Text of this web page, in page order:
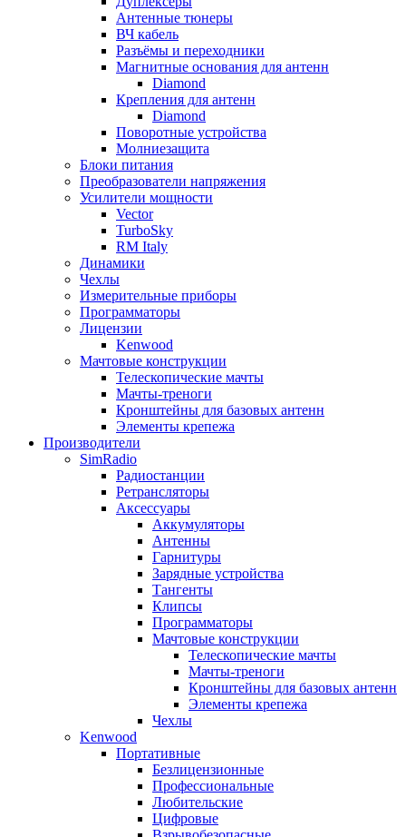
Антенные тюнеры
ВЧ кабель
Разъёмы и переходники
Магнитные основания для антенн
Diamond
Крепления для антенн
Diamond
Поворотные устройства
Молниезащита
Блоки питания
Преобразователи напряжения
Усилители мощности
Vector
TurboSky
RM Italy
Динамики
Чехлы
Измерительные приборы
Программаторы
Лицензии
Kenwood
Мачтовые конструкции
Телескопические мачты
Мачты-треноги
Кронштейны для базовых антенн
Элементы крепежа
Производители
SimRadio
Радиостанции
Ретрансляторы
Аксессуары
Аккумуляторы
Антенны
Гарнитуры
Зарядные устройства
Тангенты
Клипсы
Программаторы
Мачтовые конструкции
Телескопические мачты
Мачты-треноги
Кронштейны для базовых антенн
Элементы крепежа
Чехлы
Kenwood
Портативные
Безлицензионные
Профессиональные
Любительские
Цифровые